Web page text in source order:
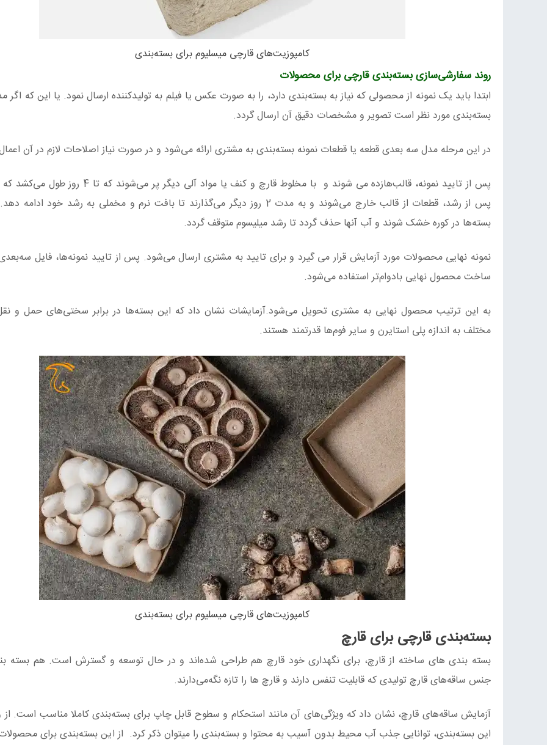
کامپوزیت‌های قارچی میسلیوم برای بسته‌بندی
روند سفارشی‌سازی بسته‌بندی قارچی برای محصولات
ابتدا باید یک نمونه از محصولی که نیاز به بسته‌بندی دارد، را به صورت عکس یا فیلم به تولیدکننده ارسال نمود. یا این که
بسته‌بندی مورد نظر است تصویر و مشخصات دقیق آن ارسال گردد.
در این مرحله مدل سه بعدی قطعه یا قطعات نمونه بسته‌بندی به مشتری ارائه می‌شود و در صورت نیاز اصلاحات لازم در آن
پس از تایید نمونه، قالب‌ها‌زده می شوند و با مخلوط قارچ و کنف یا مواد آلی
پس از رشد، قطعات از قالب خارج می‌شوند و به مدت 2 روز دیگر می‌گذارند تا بافت نرم و مخملی به رشد خود
بسته‌ها در کوره خشک شوند و آب آنها حذف گردد تا رشد میلیسوم متوقف گردد.
نمونه نهایی محصولات مورد آزمایش قرار می گیرد و برای تایید به مشتری ارسال می‌شود. پس از تایید نمونه‌ها، فایل
ساخت محصول نهایی بادوام‌تر استفاده می‌شود.
به این ترتیب محصول نهایی به مشتری تحویل می‌شود.آزمایشات نشان داد که این بسته‌ها در برابر سختی‌های حمل و
مختلف به اندازه پلی استایرن و سایر فوم‌ها قدرتمند هستند.
کامپوزیت‌های قارچی میسلیوم برای بسته‌بندی
بسته‌بندی قارچی برای قارچ
بسته بندی های ساخته از قارچ، برای نگهداری خود قارچ هم طراحی شده‌اند و در حال توسعه و گسترش است. هم‌ بسته
جنس ساقه‌های قارچ تولیدی که قابلیت تنفس دارند و قارچ ها را تازه نگه‌می‌دارند.
آزمایش ساقه‌های قارچ، نشان داد که ویژگی‌های آن مانند استحکام و سطوح قابل چاپ برای بسته‌بندی کاملا مناسب است.
این بسته‌بندی، توانایی جذب آب محیط بدون آسیب به محتوا و بسته‌بندی را میتوان ذکر کرد. از این بسته‌بندی برای محصولات